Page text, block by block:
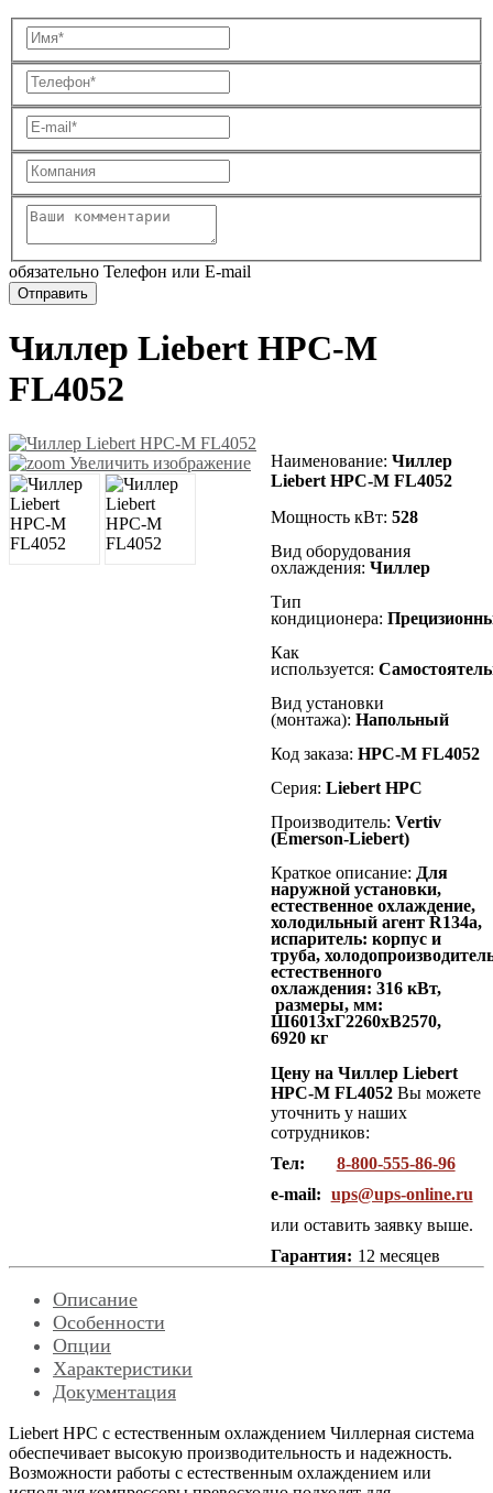
обязательно Телефон или E-mail
Чиллер Liebert HPC-M
FL4052
Увеличить изображение Наименование: Чиллер
Liebert HPC-M FL4052
Мощность кВт: 528
Вид оборудования
охлаждения: Чиллер
Тип
кондиционера:
Как
используется:
Вид установки
(монтажа): Напольный
Код заказа: HPC-M FL4052
Серия: Liebert HPC
Производитель: Vertiv
(Emerson-Liebert)
Краткое описание: Для
наружной установки,
естественное охлаждение,
холодильный агент R134а,
испаритель: корпус и
труба,
естественного
охлаждения: 316 кВт,
размеры, мм:
Ш6013хГ2260хВ2570,
6920 кг
Цену на Чиллер Liebert
HPC-M FL4052 Вы можете
уточнить у наших
сотрудников:
Тел:
8-800-555-86-96
e-mail: ups@ups-online.ru
или оставить заявку выше.
Гарантия: 12 месяцев
Описание
Особенности
Опции
Характеристики
Документация
Liebert HPС с естественным охлаждением Чиллерная система
обеспечивает высокую производительность и надежность.
Возможности работы с естественным охлаждением или